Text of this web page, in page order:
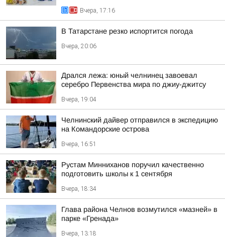
Вчера, 17:16
В Татарстане резко испортится погода
Вчера, 20:06
Дрался лежа: юный челнинец завоевал
серебро Первенства мира по джиу-джитсу
Вчера, 19:04
Челнинский дайвер отправился в экспедицию
на Командорские острова
Вчера, 16:51
Рустам Минниханов поручил качественно
подготовить школы к 1 сентября
Вчера, 18:34
Глава района Челнов возмутился «мазней» в
парке «Гренада»
Вчера, 13:18